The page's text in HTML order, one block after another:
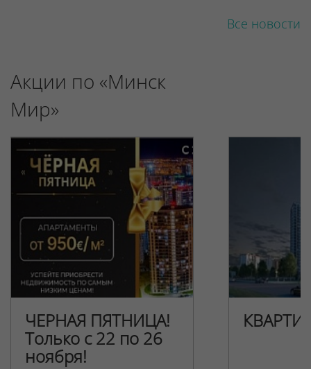
Все новости
Акции по «Минск
Мир»
ЧЕРНАЯ ПЯТНИЦА!
Только с 22 по 26
ноября!